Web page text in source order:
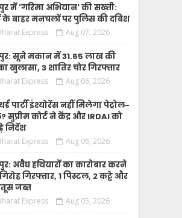
में 'गरिमा अभियान' की सख्ती:
बाहर मनचलों पर पुलिस की दबिश
Express Aug 07, 2026
सूने मकान में 31.65 लाख की
खुलासा, 3 शातिर चोर गिरफ्तार
Express Aug 06, 2026
पार्टी इंश्योरेंस नहीं मिलेगा पेट्रोल-
सुप्रीम कोर्ट ने केंद्र और IRDAI को
निर्देश
Express Aug 06, 2026
अवैध हथियारों का कारोबार करने
गिरफ्तार, 1 पिस्टल, 2 कट्टे और
जब्त
Express Aug 05, 2026